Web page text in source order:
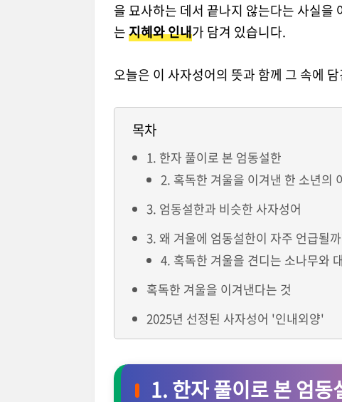
을 묘사하는 데서 끝나지 않는다는 사실을
는지혜와 인내가 담겨 있습니다.
오늘은 이 사자성어의 뜻과 함께 그 속에
목차
1. 한자 풀이로 본 엄동설한
2. 혹독한 겨울을 이겨낸 한 소년의
3. 엄동설한과 비슷한 사자성어
3. 왜 겨울에 엄동설한이 자주 언급될
4. 혹독한 겨울을 견디는 소나무와
혹독한 겨울을 이겨낸다는 것
2025년 선정된 사자성어 '인내외양'
1. 한자 풀이로 본 엄동